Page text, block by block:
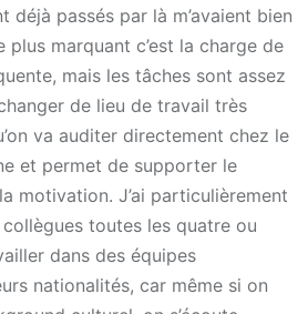
déjà passés par là m’avaient bien
plus marquant c’est la charge de
mais les tâches sont assez
de lieu de travail très
va auditer directement chez le
et permet de supporter le
motivation. J’ai particulièrement
toutes les quatre ou
dans des équipes
nationalités, car même si on